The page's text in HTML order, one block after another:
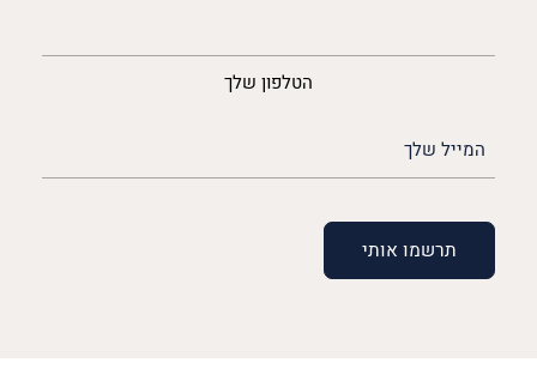
הטלפון שלך
(חובה)